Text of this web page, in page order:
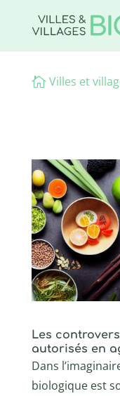
 Villes et
Les
autorisés en
Dans
biologique est